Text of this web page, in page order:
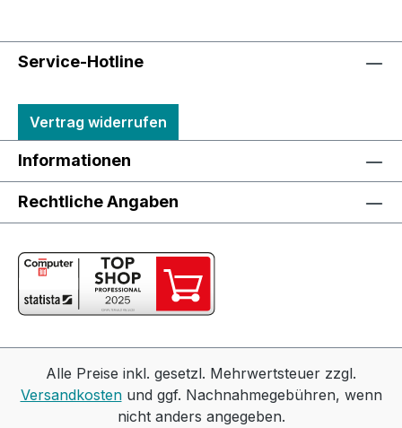
Service-Hotline
Vertrag widerrufen
Informationen
Rechtliche Angaben
Alle Preise inkl. gesetzl. Mehrwertsteuer zzgl.
Versandkostenund ggf. Nachnahmegebühren, wenn
nicht anders angegeben.